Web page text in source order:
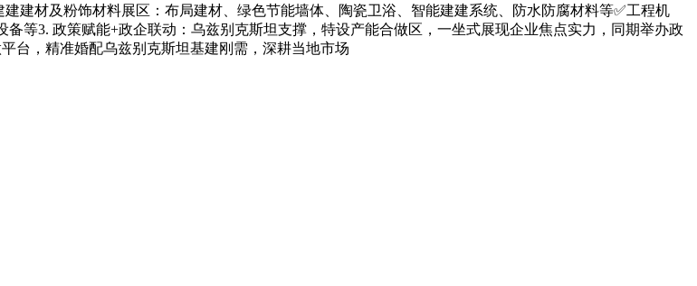
建材及粉饰材料展区：布局建材、绿色节能墙体、陶瓷卫浴、智能建建系统、防水防腐材料等✅工程机
等3. 政策赋能+政企联动：乌兹别克斯坦支撑，特设产能合做区，一坐式展现企业焦点实力，同期举办政
台，精准婚配乌兹别克斯坦基建刚需，深耕当地市场